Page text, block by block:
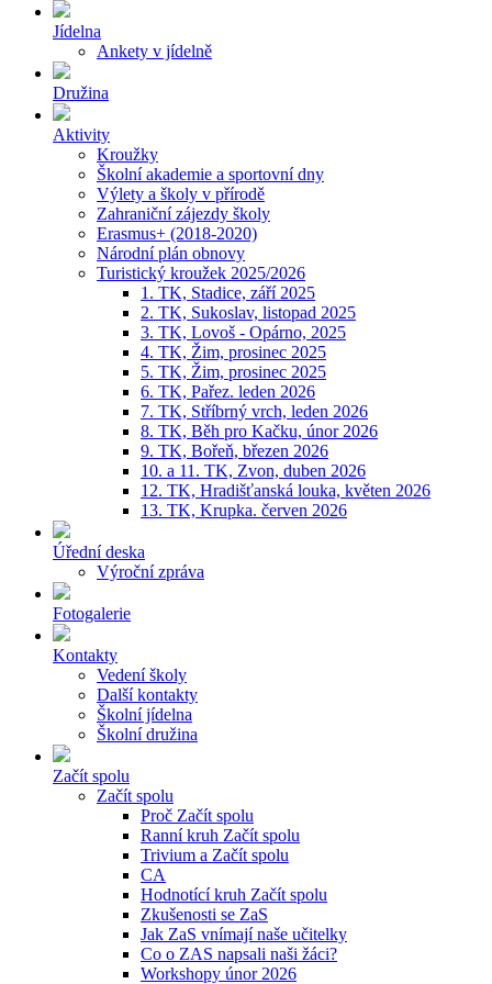
Jídelna
Ankety v jídelně
Družina
Aktivity
Kroužky
Školní akademie a sportovní dny
Výlety a školy v přírodě
Zahraniční zájezdy školy
Erasmus+ (2018-2020)
Národní plán obnovy
Turistický kroužek 2025/2026
1. TK, Stadice, září 2025
2. TK, Sukoslav, listopad 2025
3. TK, Lovoš - Opárno, 2025
4. TK, Žim, prosinec 2025
5. TK, Žim, prosinec 2025
6. TK, Pařez. leden 2026
7. TK, Stříbrný vrch, leden 2026
8. TK, Běh pro Kačku, únor 2026
9. TK, Bořeň, březen 2026
10. a 11. TK, Zvon, duben 2026
12. TK, Hradišťanská louka, květen 2026
13. TK, Krupka. červen 2026
Úřední deska
Výroční zpráva
Fotogalerie
Kontakty
Vedení školy
Další kontakty
Školní jídelna
Školní družina
Začít spolu
Začít spolu
Proč Začít spolu
Ranní kruh Začít spolu
Trivium a Začít spolu
CA
Hodnotící kruh Začít spolu
Zkušenosti se ZaS
Jak ZaS vnímají naše učitelky
Co o ZAS napsali naši žáci?
Workshopy únor 2026